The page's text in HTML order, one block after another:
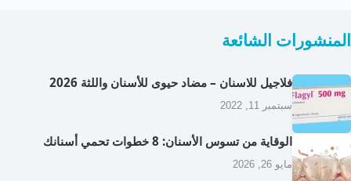
المنشورات الشائعة
فلاجيل للاسنان – مضاد حيوى للأسنان واللثة 2026
سبتمبر 11, 2022
الوقاية من تسوس الأسنان: 8 خطوات تحمي أسنانك
مايو 26, 2026